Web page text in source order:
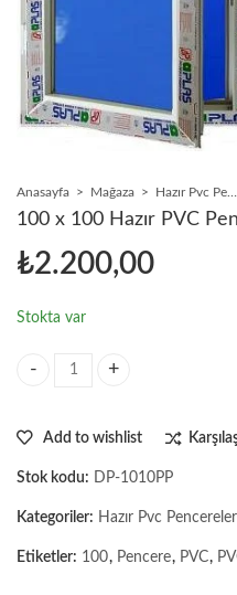
Anasayfa Mağaza
100 x 100 Hazır PVC
₺2.200,00
Stokta var
Add to wishlist
Stok kodu: DP-1010PP
Kategoriler: Hazır Pvc Pencereler
Etiketler: 100, Pencere, PVC,